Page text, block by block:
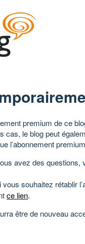
premium de ce
cas, le blog peut
l’abonnement
avez des questions,
vous souhaitez rétablir
ce lien.
être de nouveau